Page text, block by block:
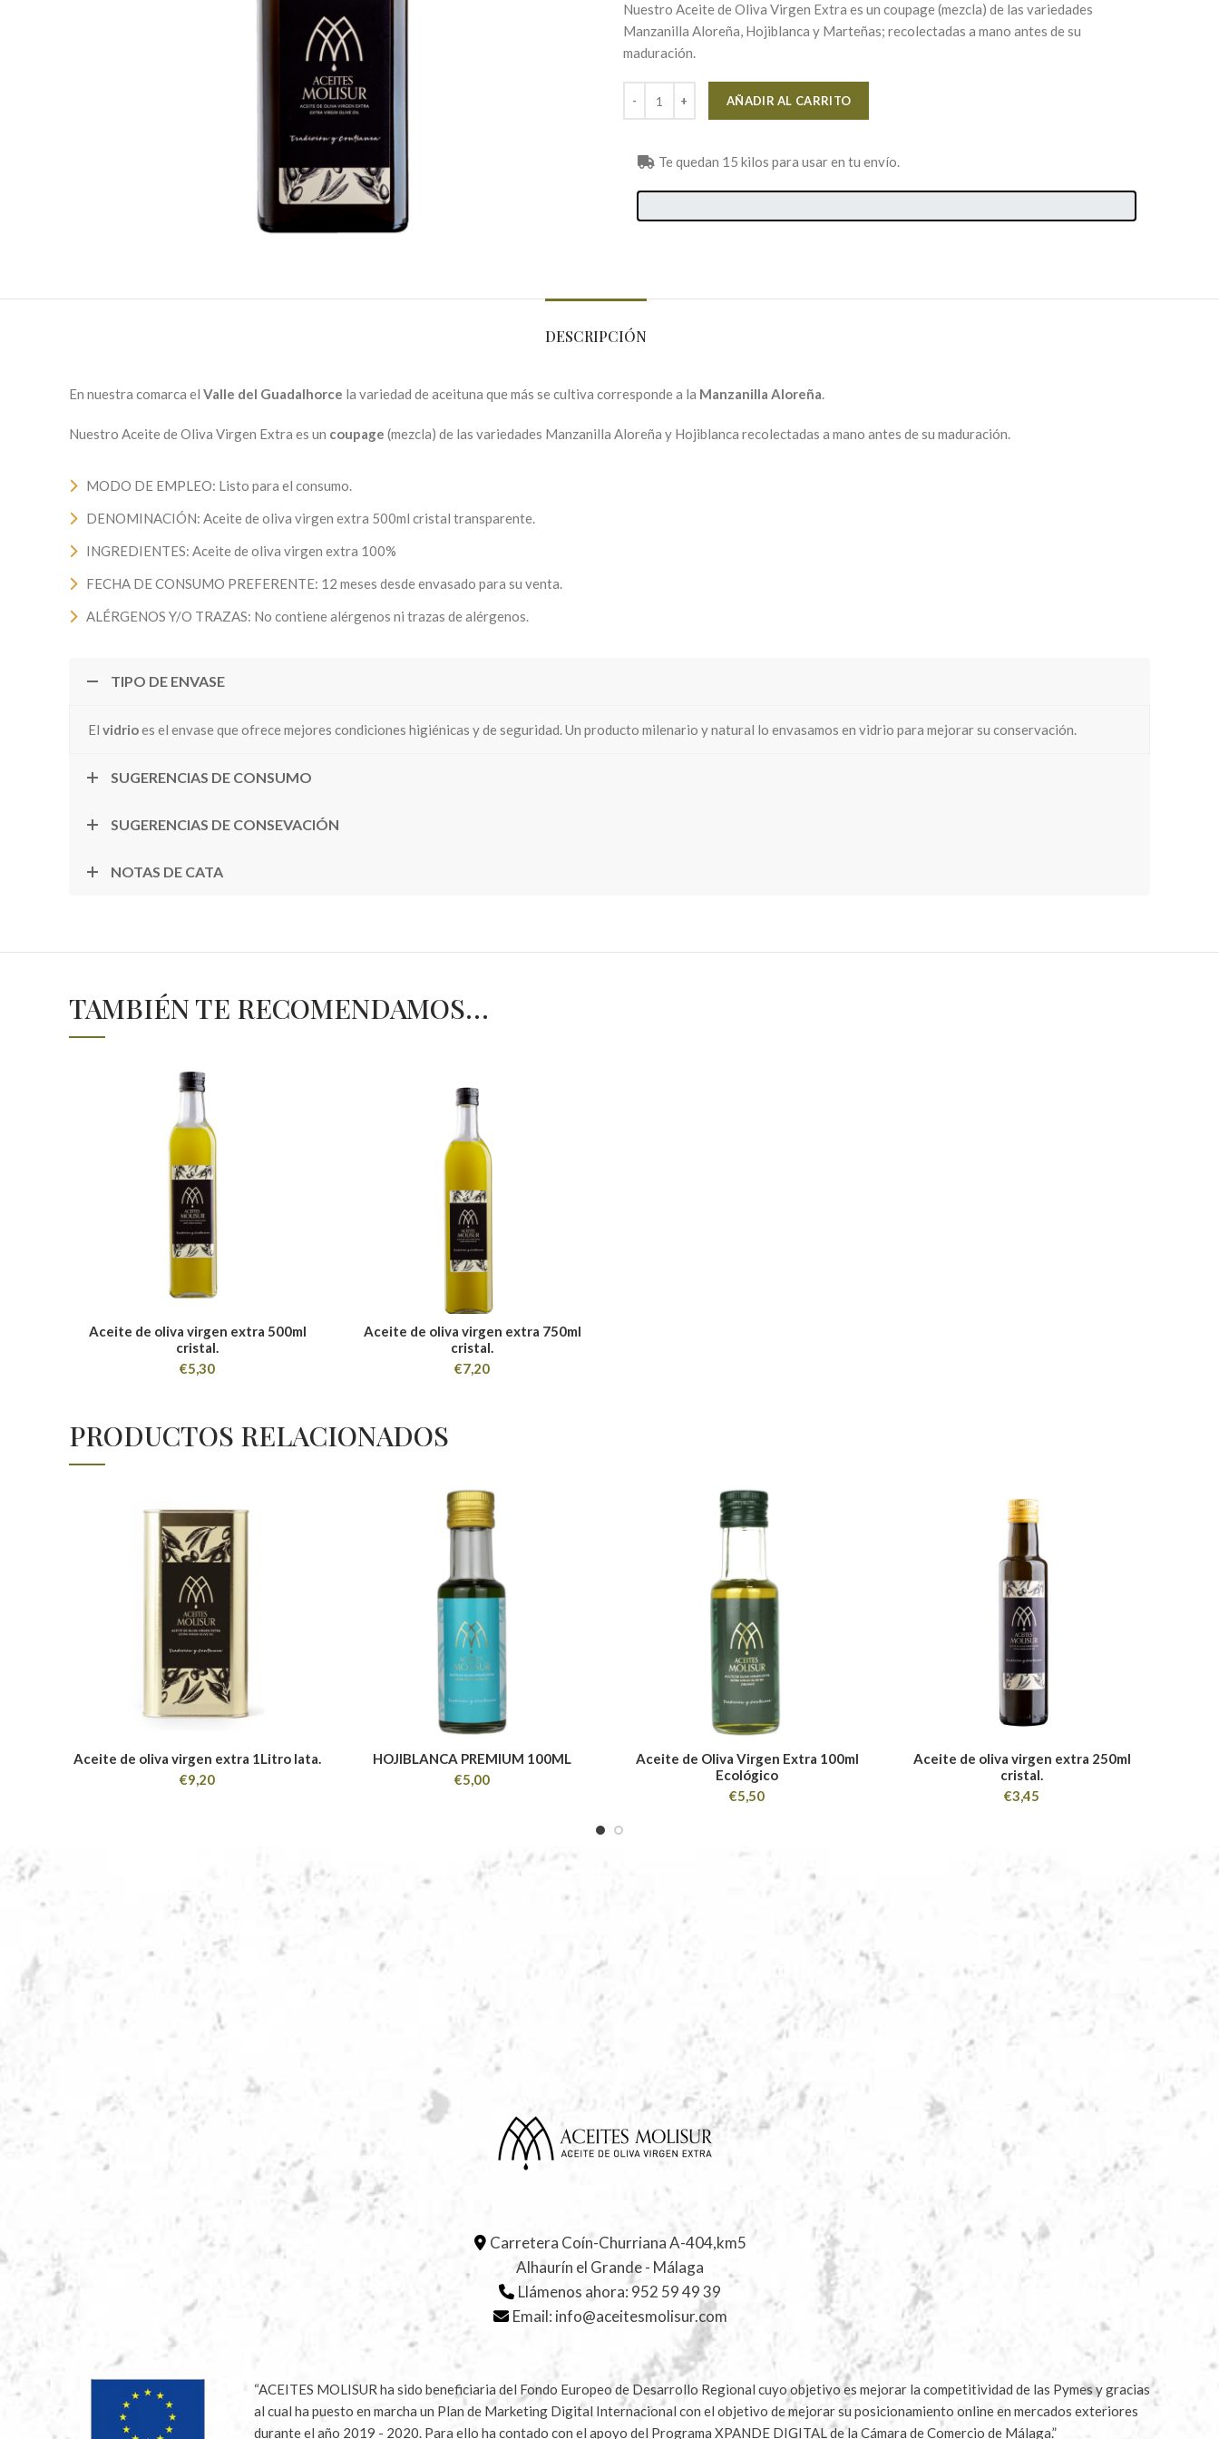
Nuestro Aceite de Oliva Virgen Extra es un coupage (mezcla) de las variedades
Manzanilla Aloreña, Hojiblanca y Marteñas; recolectadas a mano antes de su
maduración.
AÑADIR AL CARRITO
Te quedan 15 kilos para usar en tu envío.
DESCRIPCIÓN
En nuestra comarca el Valle del Guadalhorce la variedad de aceituna que más se cultiva corresponde a la Manzanilla Aloreña.
Nuestro Aceite de Oliva Virgen Extra es un coupage (mezcla) de las variedades Manzanilla Aloreña y Hojiblanca recolectadas a mano antes de su maduración.
MODO DE EMPLEO: Listo para el consumo.
DENOMINACIÓN: Aceite de oliva virgen extra 500ml cristal transparente.
INGREDIENTES: Aceite de oliva virgen extra 100%
FECHA DE CONSUMO PREFERENTE: 12 meses desde envasado para su venta.
ALÉRGENOS Y/O TRAZAS: No contiene alérgenos ni trazas de alérgenos.
TIPO DE ENVASE
El vidrioes el envase que ofrece mejores condiciones higiénicas y de seguridad. Un producto milenario y natural lo envasamos en vidrio para mejorar su conservación.
SUGERENCIAS DE CONSUMO
SUGERENCIAS DE CONSEVACIÓN
NOTAS DE CATA
TAMBIÉN TE RECOMENDAMOS…
Aceite de oliva virgen extra 500ml
cristal.
€5,30
Aceite de oliva virgen extra 750ml
cristal.
€7,20
PRODUCTOS RELACIONADOS
Aceite de oliva virgen extra 1Litro lata.
€9,20
HOJIBLANCA PREMIUM 100ML
€5,00
Aceite de Oliva Virgen Extra 100ml
Ecológico
€5,50
Aceite de oliva virgen extra 250ml
cristal.
€3,45
Carretera Coín-Churriana A-404,km5
Alhaurín el Grande - Málaga
Llámenos ahora: 952 59 49 39
Email: info@aceitesmolisur.com
“ACEITES MOLISUR ha sido beneficiaria del Fondo Europeo de Desarrollo Regional cuyo objetivo es mejorar la competitividad de las Pymes y gracias
al cual ha puesto en marcha un Plan de Marketing Digital Internacional con el objetivo de mejorar su posicionamiento online en mercados exteriores
durante el año 2019 - 2020. Para ello ha contado con el apoyo del Programa XPANDE DIGITAL de la Cámara de Comercio de Málaga.”